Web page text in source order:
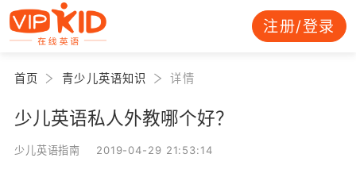
注册/登录
首页 青少儿英语知识 详情
少儿英语私人外教哪个好？
少儿英语指南 2019-04-29 21:53:14